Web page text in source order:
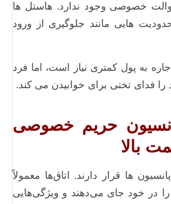
خصوصی وجود ندارد. هاستل ها
هایی مانند جلوگیری از ورود
به پول کمتری نیاز است، اما فرد
را فدای تختی برای خوابیدن می کند.
حریم خصوصی
بالا
ها قرار دارند. اتاق‌ها معمولاً
در خود جای می‌دهند و ویژگی‌هایی